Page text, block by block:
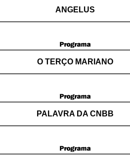
ANGELUS
O TERÇO MARIANO
PALAVRA DA CNBB